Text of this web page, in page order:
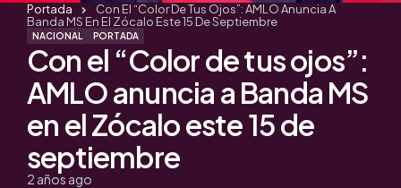
NACIONAL PORTADA
Con el “Color de tus ojos”:
AMLO anuncia a Banda MS
en el Zócalo este 15 de
septiembre
2 años ago
Portada
Con El “Color De Tus Ojos”: AMLO Anuncia A
Banda MS En El Zócalo Este 15 De Septiembre